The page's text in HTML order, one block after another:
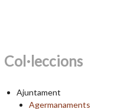
Col·leccions
Ajuntament
Agermanaments